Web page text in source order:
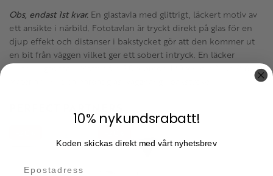
Obs, endast 1st kvar. En glastavla med glittrigt, läckert motiv av
ett ansikte i närbild. Fototavlan är tryckt direkt på glas för en
djup effekt och distanser i bakstycket gör att den kommer ut
en bit från väggen vilket ger ett sobert intryck. En läcker
inredningsdetalj! Mått: höjd 80 x bredd 120 x 4 cm. Vikt: 9,6 kg.
10% nykundsrabatt!
Koden skickas direkt med vårt nyhetsbrev